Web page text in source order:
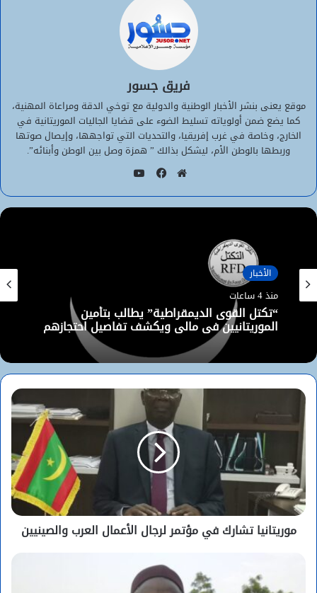
فريق جسور
موقع يعنى بنشر الأخبار الوطنية والدولية مع توخي الدقة ومراعاة المهنية،
كما يضع ضمن أولوياته تسليط الضوء على قضايا الجاليات الموريتانية في
الخارج، وخاصة في غرب إفريقيا، والتحديات التي تواجهها، وإيصال صوتها
وربطها بالوطن الأم، ليشكل بذالك ” همزة وصل بين الوطن وأبنائه”.
الويب
الأخبار
منذ 4 ساعات
“تكتل القوى الديمقراطية” يطالب بتأمين
الموريتانيين في مالي ويكشف تفاصيل احتجازهم
موريتانيا تشارك في مؤتمر لرجال الأعمال العرب والصينيين